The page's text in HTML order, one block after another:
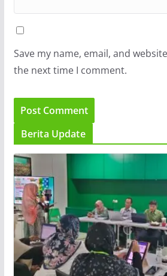
Save my name, email, and
the next time I comment.
Berita Update